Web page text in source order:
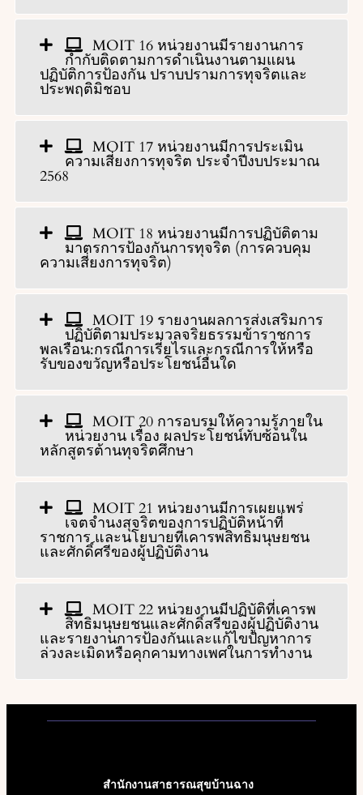
MOIT 16 หน่วยงานมีรายงานการ
กำกับติดตามการดำเนินงานตามแผน
ปฏิบัติการป้องกัน ปราบปรามการทุจริตและ
ประพฤติมิชอบ
MOIT 17 หน่วยงานมีการประเมิน
ความเสี่ยงการทุจริต ประจำปีงบประมาณ
2568
MOIT 18 หน่วยงานมีการปฏิบัติตาม
มาตรการป้องกันการทุจริต (การควบคุม
ความเสี่ยงการทุจริต)
MOIT 19 รายงานผลการส่งเสริมการ
ปฏิบัติตามประมวลจริยธรรมข้าราชการ
พลเรือน:กรณีการเรี่ยไรและกรณีการให้หรือ
รับของขวัญหรือประโยชน์อื่นใด
MOIT 20 การอบรมให้ความรู้ภายใน
หน่วยงาน เรื่อง ผลประโยชน์ทับซ้อนใน
หลักสูตรต้านทุจริตศึกษา
MOIT 21 หน่วยงานมีการเผยแพร่
เจตจำนงสุจริตของการปฏิบัติหน้าที่
ราชการ และนโยบายที่เคารพสิทธิมนุษยชน
และศักดิ์ศรีของผู้ปฏิบัติงาน
MOIT 22 หน่วยงานมีปฏิบัติที่เคารพ
สิทธิมนุษยชนและศักดิ์สรีของผู้ปฏิบัติงาน
และรายงานการป้องกันและแก้ไขปัญหาการ
ล่วงละเมิดหรือคุกคามทางเพศในการทำงาน
สำนักงานสาธารณสุขบ้านฉาง